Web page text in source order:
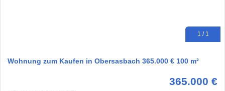
1 / 1
Wohnung zum Kaufen in Obersasbach 365.000 € 100 m²
365.000 €